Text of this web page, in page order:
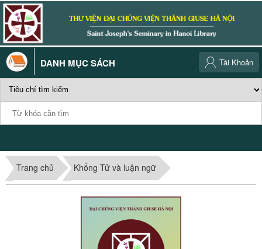
DANH MỤC SÁCH Tài Khoản
Trang chủ Khổng Tử và luận ngữ